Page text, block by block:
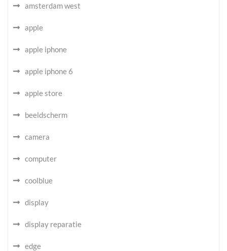
amsterdam west
apple
apple iphone
apple iphone 6
apple store
beeldscherm
camera
computer
coolblue
display
display reparatie
edge